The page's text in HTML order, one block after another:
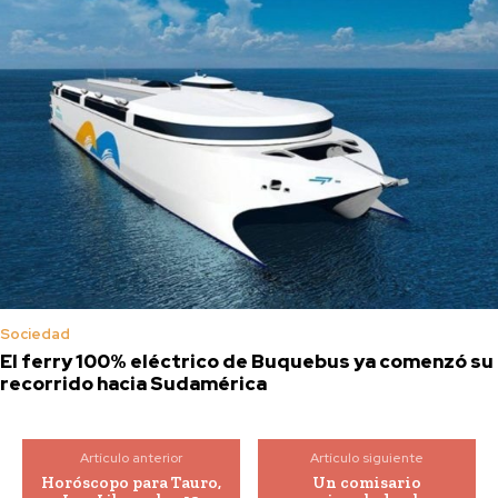
Sociedad
El ferry 100% eléctrico de Buquebus ya comenzó su
recorrido hacia Sudamérica
Artículo anterior
Horóscopo para Tauro,
Artículo siguiente
Un comisario